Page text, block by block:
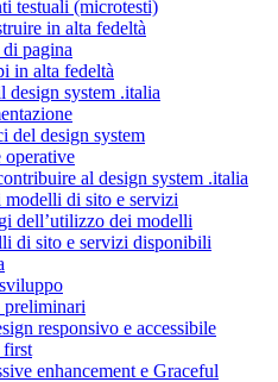
testuali (microtesti)
in alta fedeltà
pagina
in alta fedeltà
design system .italia
del design system
operative
al design system .italia
modelli di sito e servizi
dell’utilizzo dei modelli
di sito e servizi disponibili
responsivo e accessibile
first
enhancement e Graceful